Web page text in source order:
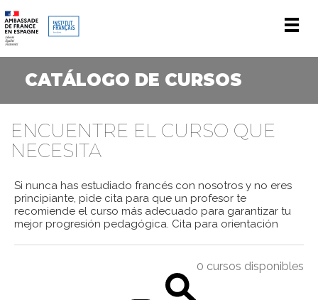
CATÁLOGO DE CURSOS
ENCUENTRE EL CURSO QUE
NECESITA
Si nunca has estudiado francés con nosotros y no eres
principiante, pide cita para que un profesor te
recomiende el curso más adecuado para garantizar tu
mejor progresión pedagógica. Cita para orientación
0 cursos disponibles